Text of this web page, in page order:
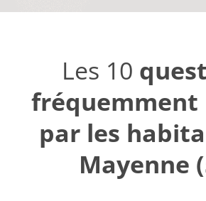
Les 10
fréquemment
par les
Mayenne